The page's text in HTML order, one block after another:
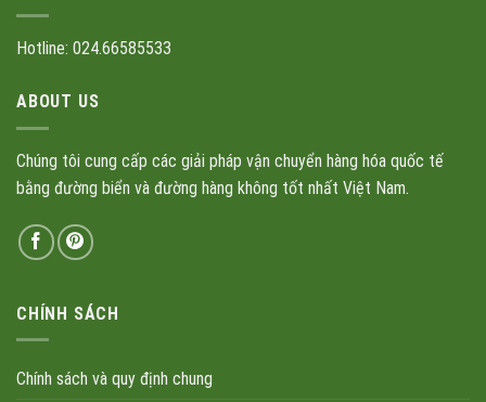
Hotline: 024.66585533
ABOUT US
Chúng tôi cung cấp các giải pháp vận chuyển hàng hóa quốc tế
bằng đường biển và đường hàng không tốt nhất Việt Nam.
CHÍNH SÁCH
Chính sách và quy định chung